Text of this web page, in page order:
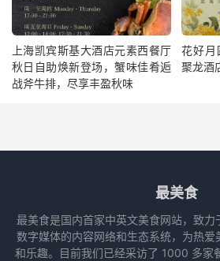
上海凯宾斯基大酒店元素西餐厅
秋日自助焕新登场，蟹味佳肴逅
战斧牛排，尽享丰盈秋味
花好月
聚龙酒
最美食
最美食是国内首家中英文美食网站，致力
数字媒体的内容网络和生态系统，为热
和乐趣。目前我们已经采访了 1000 多家